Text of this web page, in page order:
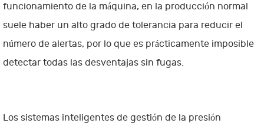
funcionamiento de la máquina, en la producción normal
suele haber un alto grado de tolerancia para reducir el
número de alertas, por lo que es prácticamente imposible
detectar todas las desventajas sin fugas.
Los sistemas inteligentes de gestión de la presión